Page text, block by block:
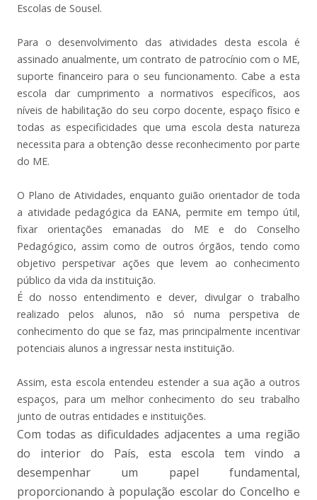
Escolas de Sousel.
Para o desenvolvimento das atividades desta escola é
assinado anualmente, um contrato de patrocínio com o ME,
suporte financeiro para o seu funcionamento. Cabe a esta
escola dar cumprimento a normativos específicos, aos
níveis de habilitação do seu corpo docente, espaço físico e
todas as especificidades que uma escola desta natureza
necessita para a obtenção desse reconhecimento por parte
do ME.
O Plano de Atividades, enquanto guião orientador de toda
a atividade pedagógica da EANA, permite em tempo útil,
fixar orientações emanadas do ME e do Conselho
Pedagógico, assim como de outros órgãos, tendo como
objetivo perspetivar ações que levem ao conhecimento
público da vida da instituição.
É do nosso entendimento e dever, divulgar o trabalho
realizado pelos alunos, não só numa perspetiva de
conhecimento do que se faz, mas principalmente incentivar
potenciais alunos a ingressar nesta instituição.
Assim, esta escola entendeu estender a sua ação a outros
espaços, para um melhor conhecimento do seu trabalho
junto de outras entidades e instituições.
Com todas as dificuldades adjacentes a uma região
do interior do País, esta escola tem vindo a
desempenhar um papel fundamental,
proporcionando à população escolar do Concelho e